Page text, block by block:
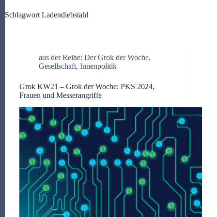
Schlagwort Ladendiebstahl
aus der Reihe: Der Grok der Woche,
Gesellschaft, Innenpolitik
Grok KW21 – Grok der Woche: PKS 2024,
Frauen und Messerangriffe